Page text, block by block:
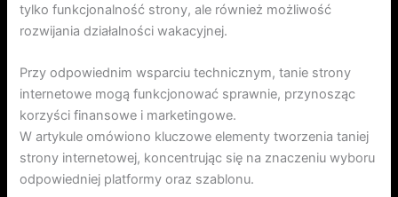
tylko funkcjonalność strony, ale również możliwość
rozwijania działalności wakacyjnej.
Przy odpowiednim wsparciu technicznym, tanie strony
internetowe mogą funkcjonować sprawnie, przynosząc
korzyści finansowe i marketingowe.
W artykule omówiono kluczowe elementy tworzenia taniej
strony internetowej, koncentrując się na znaczeniu wyboru
odpowiedniej platformy oraz szablonu.